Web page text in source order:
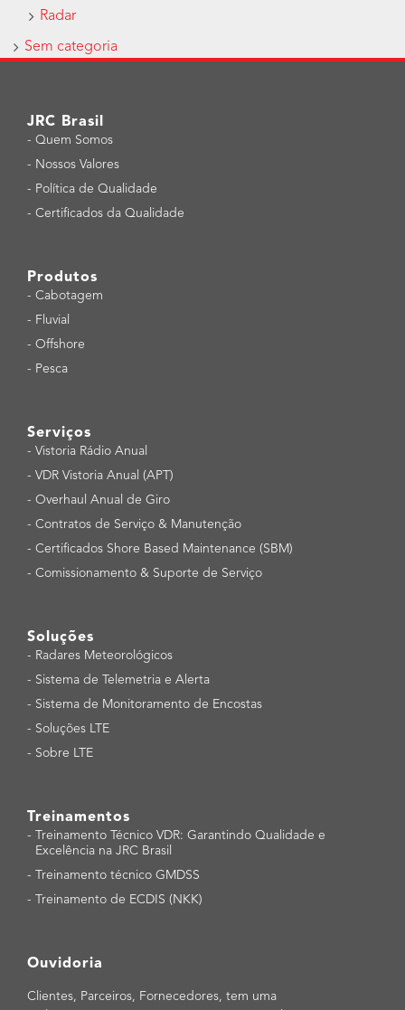
Radar
Sem categoria
JRC Brasil
- Quem Somos
- Nossos Valores
- Política de Qualidade
- Certificados da Qualidade
Produtos
- Cabotagem
- Fluvial
- Offshore
- Pesca
Serviços
- Vistoria Rádio Anual
- VDR Vistoria Anual (APT)
- Overhaul Anual de Giro
- Contratos de Serviço & Manutenção
- Certificados Shore Based Maintenance (SBM)
- Comissionamento & Suporte de Serviço
Soluções
- Radares Meteorológicos
- Sistema de Telemetria e Alerta
- Sistema de Monitoramento de Encostas
- Soluções LTE
- Sobre LTE
Treinamentos
-
Treinamento Técnico VDR: Garantindo Qualidade e
Excelência na JRC Brasil
-
Treinamento técnico GMDSS
-
Treinamento de ECDIS (NKK)
Ouvidoria
Clientes, Parceiros, Fornecedores, tem uma